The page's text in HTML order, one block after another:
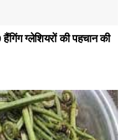
ग्लेशियरों की पहचान की